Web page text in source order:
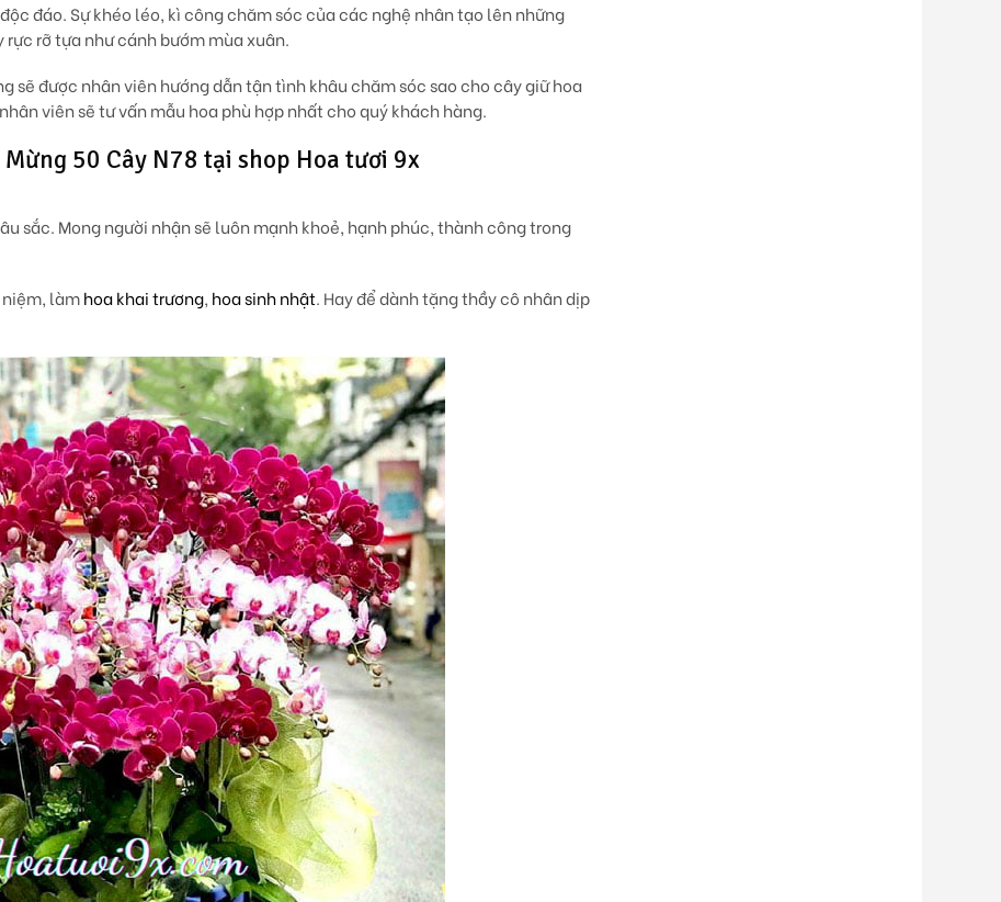
đáo. Sự khéo léo, kì công chăm sóc của các nghệ nhân tạo lên những
rỡ tựa như cánh bướm mùa xuân.
sẽ được nhân viên hướng dẫn tận tình khâu chăm sóc sao cho cây giữ hoa
viên sẽ tư vấn mẫu hoa phù hợp nhất cho quý khách hàng.
50 Cây N78 tại shop Hoa tươi 9x
sắc. Mong người nhận sẽ luôn mạnh khoẻ, hạnh phúc, thành công trong
làmhoa khai trương, hoa sinh nhật. Hay để dành tặng thầy cô nhân dịp